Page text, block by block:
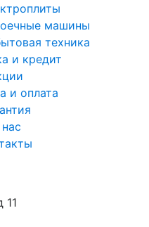
машины
техника
и кредит
и оплата
11